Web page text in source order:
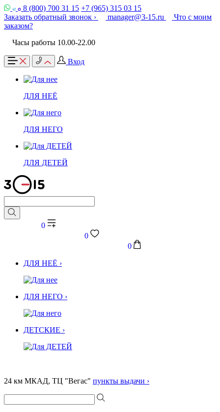
8 (800) 700 31 15 +7 (965) 315 03 15
Заказать обратный звонок ›
manager@3-15.ru
Что с моим
заказом?
Часы работы 10.00-22.00
Вход
ДЛЯ НЕЁ
ДЛЯ НЕГО
ДЛЯ ДЕТЕЙ
0
0
0
ДЛЯ НЕЁ ›
ДЛЯ НЕГО ›
ДЕТСКИЕ ›
24 км МКАД, ТЦ "Вегас" пункты выдачи ›